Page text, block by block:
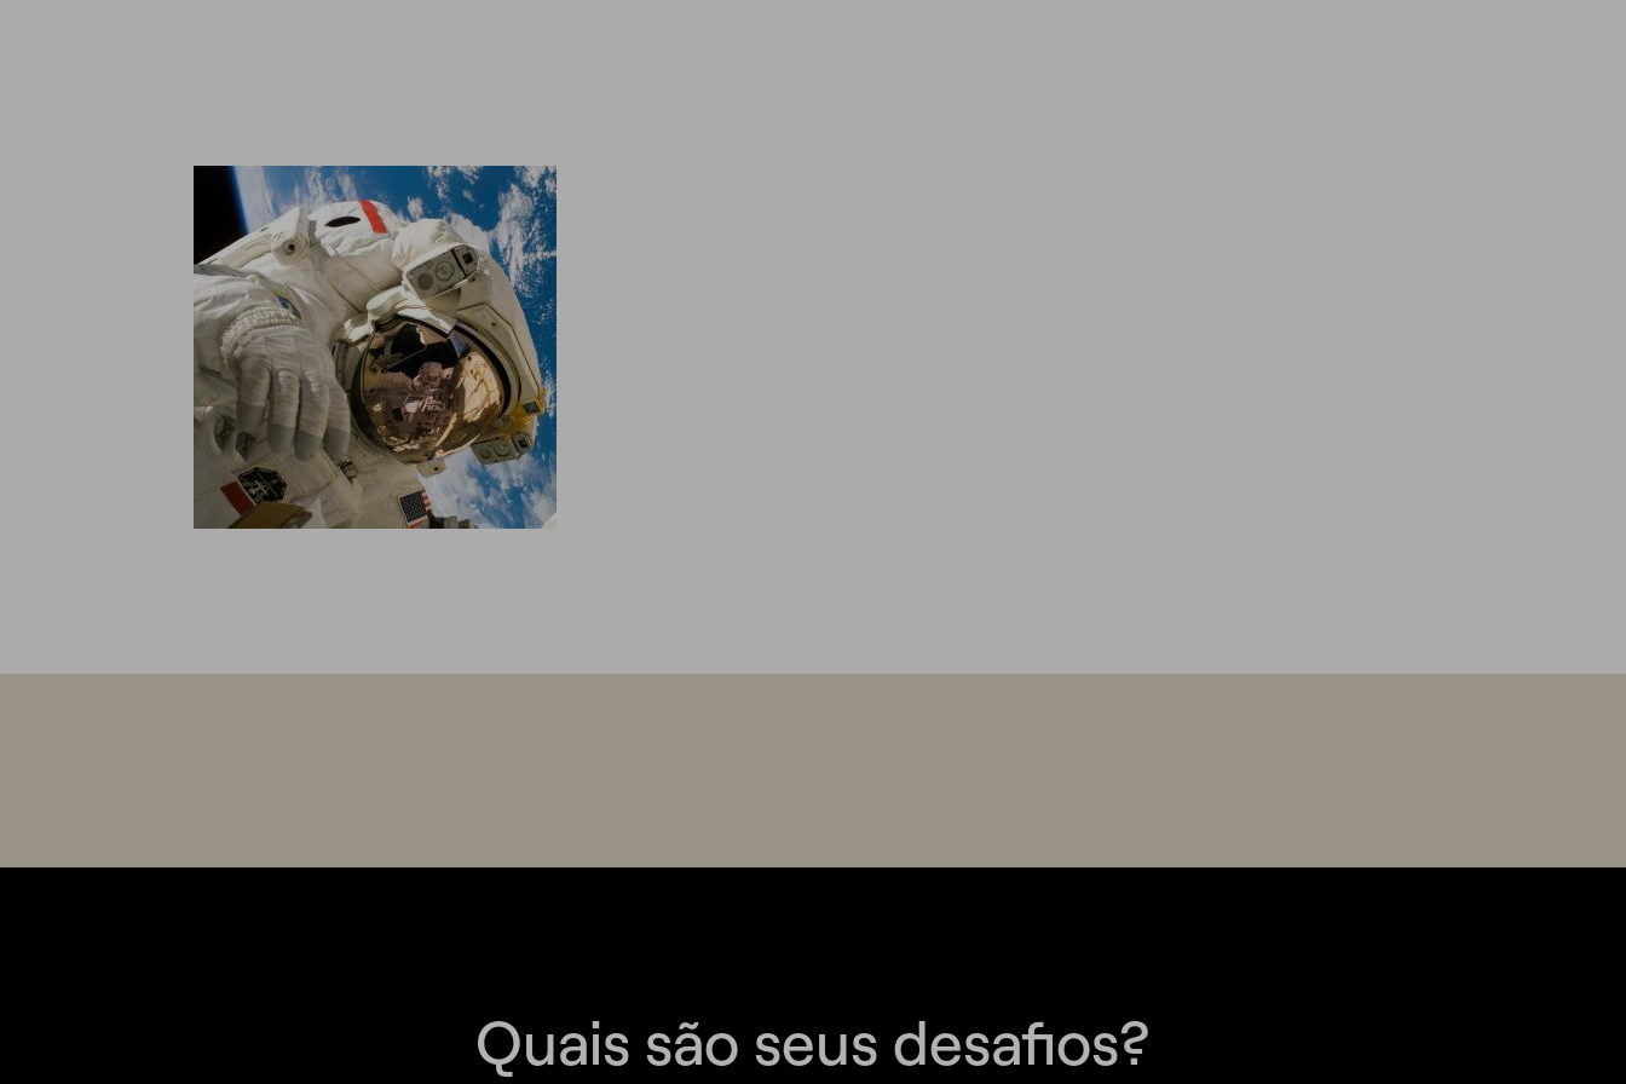
Quais são seus desafios?
Ligue para nós e juntos os tornaremos realidade
Informações sobre cookies
Utilizamos cookies, incluindo cookies de terceiros, para fins analíticos e para lhe mostrar publicidade personalizada com
base num perfil criado a partir dos seus hábitos de navegação (por exemplo, páginas visitadas). Para saber mais
informações, confira nosso política de cookies.